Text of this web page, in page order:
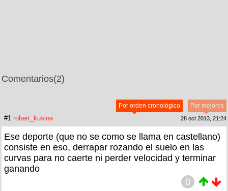
Comentarios(2)
Por mejores
Por orden cronológico
#1 robert_kusina 28 oct 2013, 21:24
Ese deporte (que no se como se llama en castellano)
consiste en eso, derrapar rozando el suelo en las
curvas para no caerte ni perder velocidad y terminar
ganando
0